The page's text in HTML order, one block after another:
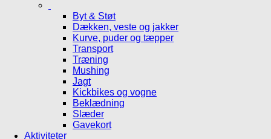
Byt & Støt
Dækken, veste og jakker
Kurve, puder og tæpper
Transport
Træning
Mushing
Jagt
Kickbikes og vogne
Beklædning
Slæder
Gavekort
Aktiviteter